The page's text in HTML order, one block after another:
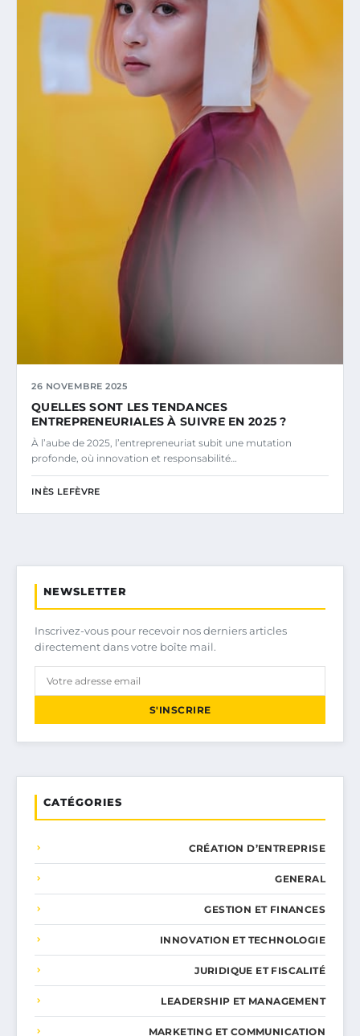
26 NOVEMBRE 2025
QUELLES SONT LES TENDANCES
ENTREPRENEURIALES À SUIVRE EN 2025 ?
À l’aube de 2025, l’entrepreneuriat subit une mutation
profonde, où innovation et responsabilité…
INÈS LEFÈVRE
NEWSLETTER
Inscrivez-vous pour recevoir nos derniers articles
directement dans votre boîte mail.
S'INSCRIRE
CATÉGORIES
CRÉATION D’ENTREPRISE
GENERAL
GESTION ET FINANCES
INNOVATION ET TECHNOLOGIE
JURIDIQUE ET FISCALITÉ
LEADERSHIP ET MANAGEMENT
MARKETING ET COMMUNICATION